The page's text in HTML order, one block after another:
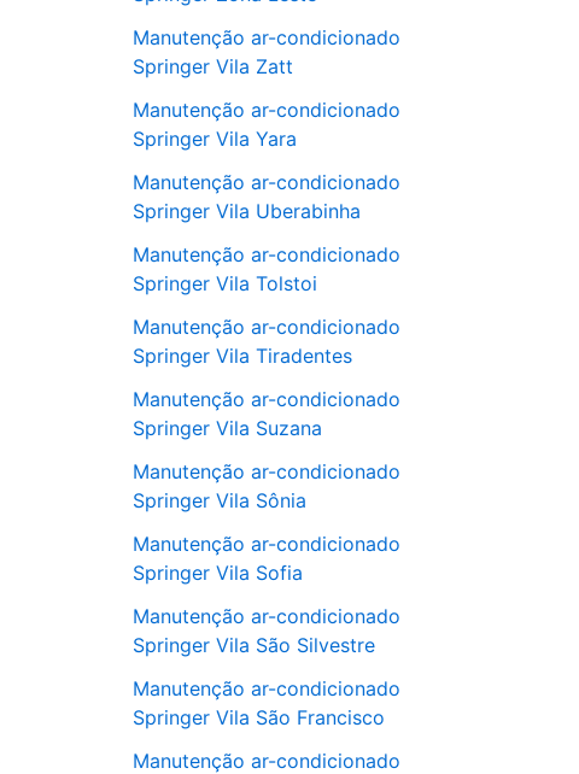
Manutenção ar-condicionado
Springer Vila Zatt
Manutenção ar-condicionado
Springer Vila Yara
Manutenção ar-condicionado
Springer Vila Uberabinha
Manutenção ar-condicionado
Springer Vila Tolstoi
Manutenção ar-condicionado
Springer Vila Tiradentes
Manutenção ar-condicionado
Springer Vila Suzana
Manutenção ar-condicionado
Springer Vila Sônia
Manutenção ar-condicionado
Springer Vila Sofia
Manutenção ar-condicionado
Springer Vila São Silvestre
Manutenção ar-condicionado
Springer Vila São Francisco
Manutenção ar-condicionado